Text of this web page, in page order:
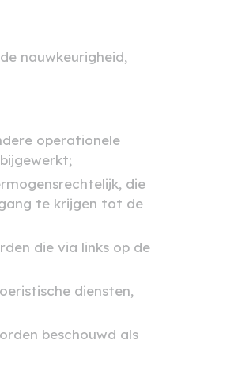
nauwkeurigheid,
operationele
die
te krijgen tot de
die via links op de
diensten,
beschouwd als